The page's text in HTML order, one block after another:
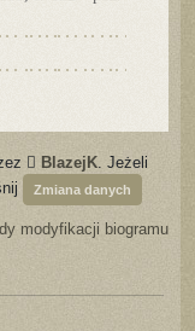
BlazejK. Jeżeli
Zmiana danych
modyfikacji biogramu